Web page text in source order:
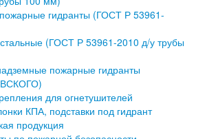
гидранты (ГОСТ Р 53961-
(ГОСТ Р 53961-2010 д/у трубы
пожарные гидранты
для огнетушителей
КПА, подставки под гидрант
продукция